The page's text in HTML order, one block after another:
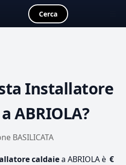
Cerca
Installatore
a ABRIOLA?
BASILICATA
caldaiea ABRIOLA è €